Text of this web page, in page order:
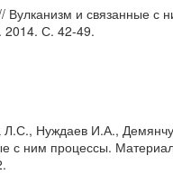
и связанные с
2014. С. 42-49.
Нуждаев И.А.,
с ним процессы.